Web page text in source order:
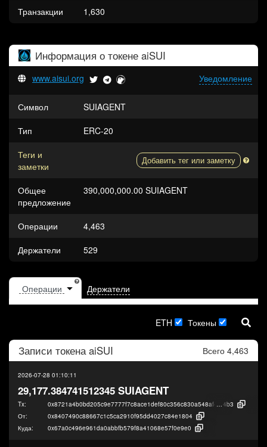
Транзакции 1,630
Информация о токене aiSUI
Уведомление
www.aisui.org
Символ
SUIAGENT
Тип
ERC-20
Теги и
заметки
Добавить тег или заметку
Общее
предложение
390,000,000.00 SUIAGENT
Операции
4,463
Держатели
529
Держатели
ETH Токены
Записи токена aiSUI Всего 4,463
2026-07-28 01:10:11
29,177.384741512345 SUIAGENT
Tx: 0x8721a4b0bd205c9e7777f7c8ace1def80c356c830a548af45802848b50686
4b3
От:
0x8407490c88667c1c5ca2910f95dd4027c84e1804
Куда:
0x67a0c496e961da0abbfb579f8a41068e57f0e9e0